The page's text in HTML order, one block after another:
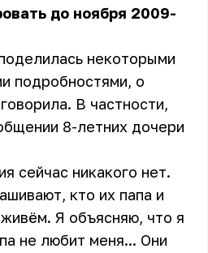
до ноября 2009-
некоторыми
подробностями, о
В частности,
8-летних дочери
сейчас никакого нет.
кто их папа и
Я объясняю, что я
не любит меня... Они